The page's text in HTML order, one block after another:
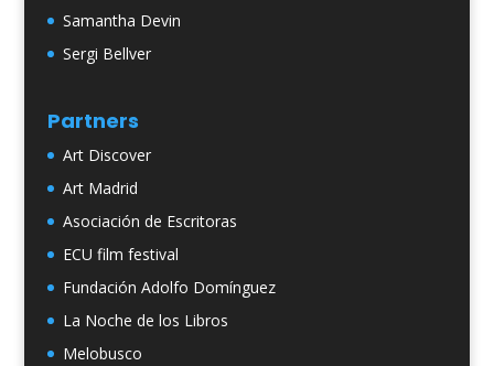
Samantha Devin
Sergi Bellver
Partners
Art Discover
Art Madrid
Asociación de Escritoras
ECU film festival
Fundación Adolfo Domínguez
La Noche de los Libros
Melobusco